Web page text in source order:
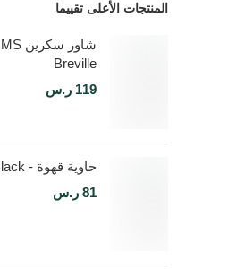
المنتجات الأعلى تقييما
Breville
119 ر.س
حاوية قهوة - Knock Box Black
81 ر.س